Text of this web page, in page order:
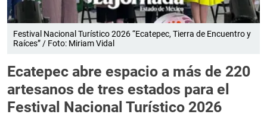
Festival Nacional Turístico 2026 “Ecatepec, Tierra de Encuentro y
Raíces” / Foto: Miriam Vidal
Ecatepec abre espacio a más de 220
artesanos de tres estados para el
Festival Nacional Turístico 2026